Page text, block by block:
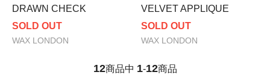
DRAWN CHECK
SOLD OUT
WAX LONDON
VELVET APPLIQUE
SOLD OUT
WAX LONDON
12商品中 1-12商品